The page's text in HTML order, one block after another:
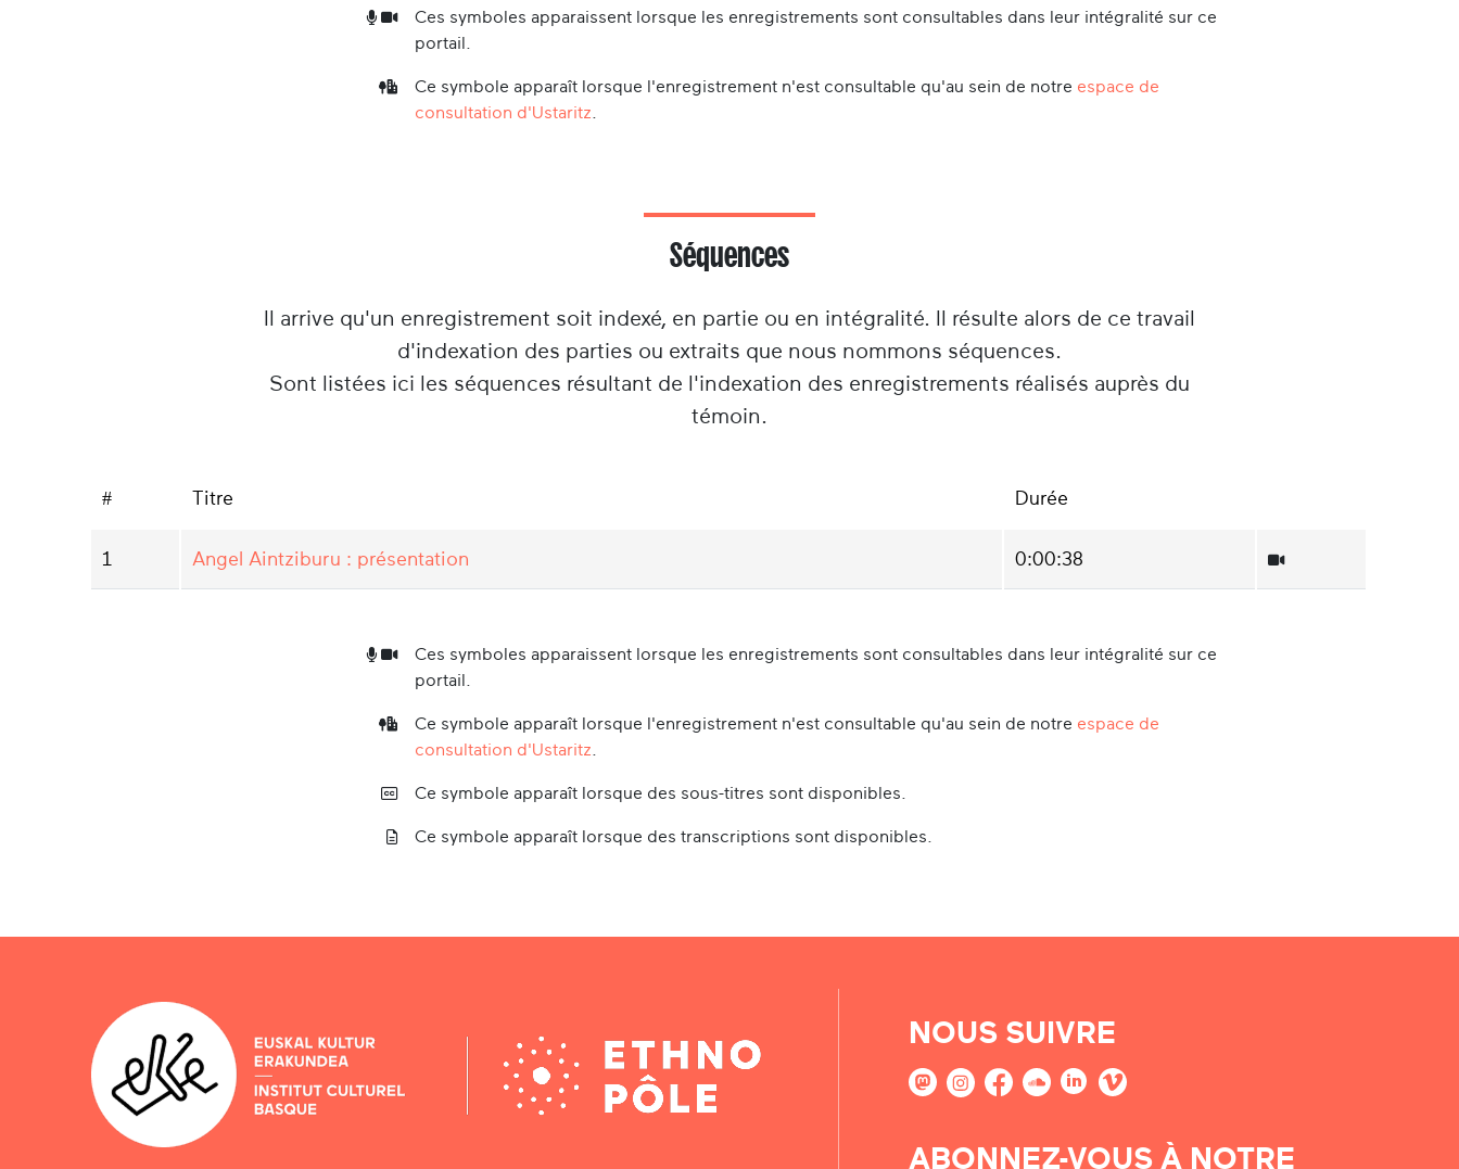
Ces symboles apparaissent lorsque les enregistrements sont consultables dans leur intégralité sur ce
portail.
Ce symbole apparaît lorsque l'enregistrement n'est consultable qu'au sein de notre espace de
consultation d'Ustaritz
Séquences
Il arrive qu'un enregistrement soit indexé, en partie ou en intégralité. Il résulte alors de ce travail
d'indexation des parties ou extraits que nous nommons séquences.
Sont listées ici les séquences résultant de l'indexation des enregistrements réalisés auprès du
témoin.
# Titre Durée
1 Angel Aintziburu : présentation 0:00:38
Ces symboles apparaissent lorsque les enregistrements sont consultables dans leur intégralité sur ce
portail.
Ce symbole apparaît lorsque l'enregistrement n'est consultable qu'au sein de notre espace de
consultation d'Ustaritz
Ce symbole apparaît lorsque des sous-titres sont disponibles.
Ce symbole apparaît lorsque des transcriptions sont disponibles.
NOUS SUIVRE
ABONNEZ-VOUS À NOTRE